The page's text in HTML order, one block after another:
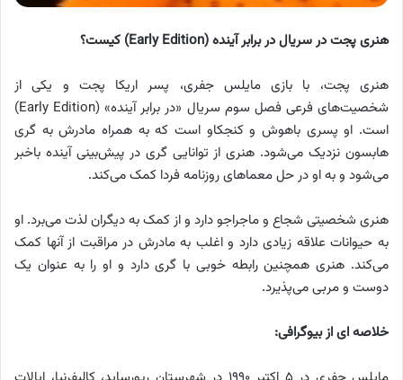
هنری پجت در سریال در برابر آینده (Early Edition) کیست؟
هنری پجت، با بازی مایلس جفری، پسر اریکا پجت و یکی از
شخصیت‌های فرعی فصل سوم سریال «در برابر آینده» (Early Edition)
است. او پسری باهوش و کنجکاو است که به همراه مادرش به گری
هابسون نزدیک می‌شود. هنری از توانایی گری در پیش‌بینی آینده باخبر
می‌شود و به او در حل معماهای روزنامه فردا کمک می‌کند.
هنری شخصیتی شجاع و ماجراجو دارد و از کمک به دیگران لذت می‌برد. او
به حیوانات علاقه زیادی دارد و اغلب به مادرش در مراقبت از آنها کمک
می‌کند. هنری همچنین رابطه خوبی با گری دارد و او را به عنوان یک
دوست و مربی می‌پذیرد.
خلاصه ای از بیوگرافی: